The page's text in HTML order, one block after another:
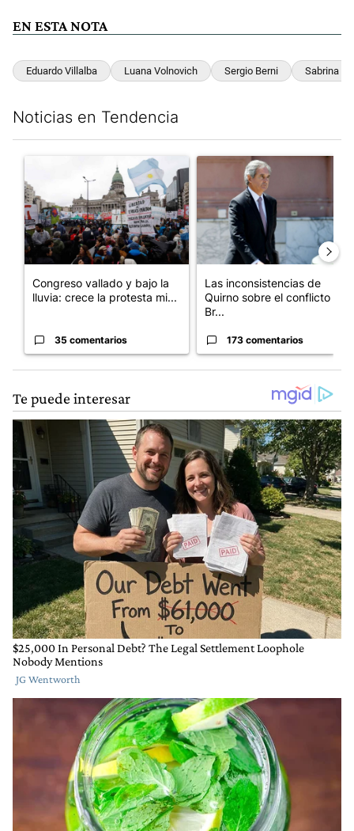
EN ESTA NOTA
Eduardo Villalba Luana Volnovich Sergio Berni Sabrina
Noticias en Tendencia
Un artículo de tendencia con el título "Congreso vallado y
Congreso vallado y bajo la
lluvia: crece la protesta mi...
35 comentarios
Un artículo de tendencia con
Las inconsistencias de
Quirno sobre el conflicto con
Br...
173 comentarios